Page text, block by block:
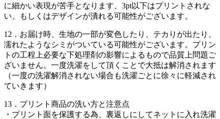
に細かい表現が苦手となります、3pt以下はプリントされな
い、もしくはデザインが潰れる可能性がございます。
12． お届け時、生地の一部が変色したり、テカりが出たり、
濡れたようなシミがついている可能性がございます。プリン
トの工程上必要な下処理剤の影響によるもので品質上問題ご
ざいません。一度洗濯をして頂くことで大抵は解消されます
（一度の洗濯解消されない場合も洗濯ごとに徐々に軽減され
ていきます）
13． プリント商品の洗い方と注意点
・プリント面を保護する為、裏返しにしてネットに入れ洗濯